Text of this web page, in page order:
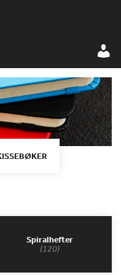
Spiralhefter
(120)